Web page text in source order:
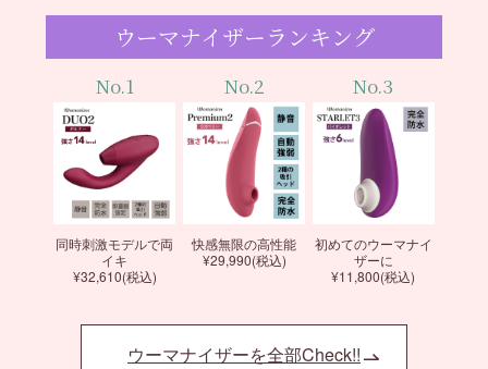
ウーマナイザーランキング
No.1
同時刺激モデルで両
イキ
¥32,610(税込)
No.2
快感無限の高性能
¥29,990(税込)
No.3
初めてのウーマナイ
ザーに
¥11,800(税込)
ウーマナイザーを全部Check!!